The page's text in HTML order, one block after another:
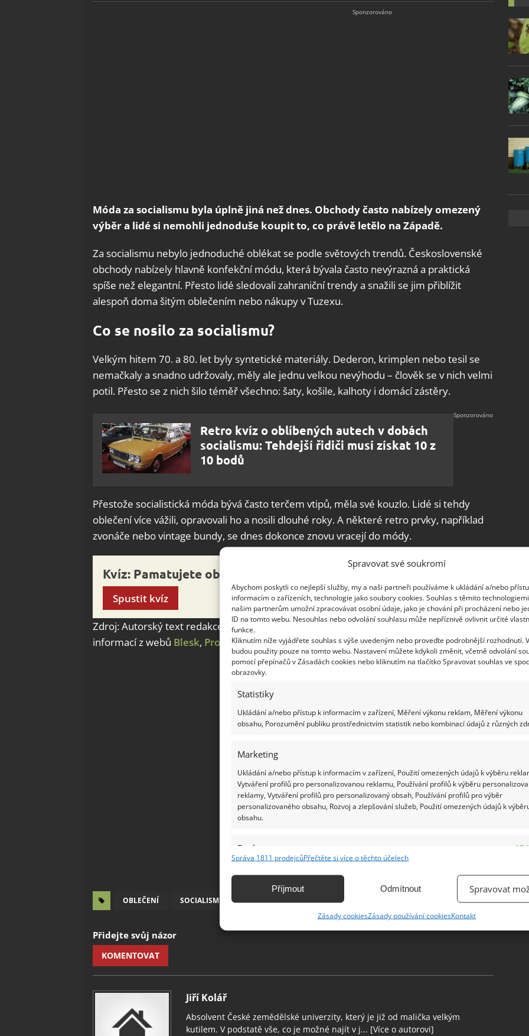
Spravovat své soukromí
Abychom poskytli co nejlepší služby, my a naši partneři používáme k ukládání a/nebo
informacím o zařízeních, technologie jako soubory cookies. Souhlas s těmito
našim partnerům umožní zpracovávat osobní údaje, jako je chování při procházení nebo
ID na tomto webu. Nesouhlas nebo odvolání souhlasu může nepříznivě ovlivnit určité
funkce.
Kliknutím níže vyjádřete souhlas s výše uvedeným nebo proveďte podrobnější rozhodnutí.
budou použity pouze na tomto webu. Nastavení můžete kdykoli změnit, včetně odvolání
pomocí přepínačů v Zásadách cookies nebo kliknutím na tlačítko Spravovat souhlas ve
obrazovky.
Statistiky
Ukládání a/nebo přístup k informacím v zařízení, Měření výkonu reklam, Měření výkonu
obsahu, Porozumění publiku prostřednictvím statistik nebo kombinací údajů z různých
Marketing
Ukládání a/nebo přístup k informacím v zařízení, Použití omezených údajů k výběru
Vytváření profilů pro personalizovanou reklamu, Používání profilů k výběru
reklamy, Vytváření profilů pro personalizovaný obsah, Používání profilů pro výběr
personalizovaného obsahu, Rozvoj a zlepšování služeb, Použití omezených údajů k
obsahu.
Funkce
Identifikace zařízení na základě automaticky přenášených informací.
základě aktivně vyžádaných informací.
Správa 1811 prodejcůPřečtěte si více o těchto účelech
Příjmout Odmítnout Spravovat
Zásady cookiesZásady používání cookiesKontakt
Móda za socialismu byla úplně jiná než dnes. Obchody často nabízely omezený
výběr a lidé si nemohli jednoduše koupit to, co právě letělo na Západě.
Za socialismu nebylo jednoduché oblékat se podle světových trendů. Československé
obchody nabízely hlavně konfekční módu, která bývala často nevýrazná a praktická
spíše než elegantní. Přesto lidé sledovali zahraniční trendy a snažili se jim přiblížit
alespoň doma šitým oblečením nebo nákupy v Tuzexu.
Co se nosilo za socialismu?
Velkým hitem 70. a 80. let byly syntetické materiály. Dederon, krimplen nebo tesil se
nemačkaly a snadno udržovaly, měly ale jednu velkou nevýhodu – člověk se v nich velmi
potil. Přesto se z nich šilo téměř všechno: šaty, košile, kalhoty i domácí zástěry.
Retro kvíz o oblíbených autech v dobách
socialismu: Tehdejší řidiči musí získat 10 z
10 bodů
Přestože socialistická móda bývá často terčem vtipů, měla své kouzlo. Lidé si tehdy
oblečení více vážili, opravovali ho a nosili dlouhé roky. A některé retro prvky, například
zvonáče nebo vintage bundy, se dnes dokonce znovu vracejí do módy.
Kvíz: Pamatujete oblečení za socialismu?
Spustit kvíz
Zdroj: Autorský text redakce BydlímeÚtulně.cz na základě veřejně dostupných
informací z webů Blesk, ProŽeny,iDnes
OBLEČENÍ SOCIALISMUS TUZEX
Přidejte svůj názor
KOMENTOVAT
Jiří Kolář
Absolvent České zemědělské univerzity, který je již od malička velkým
kutilem. V podstatě vše, co je možné najít v j... [Více o autorovi]